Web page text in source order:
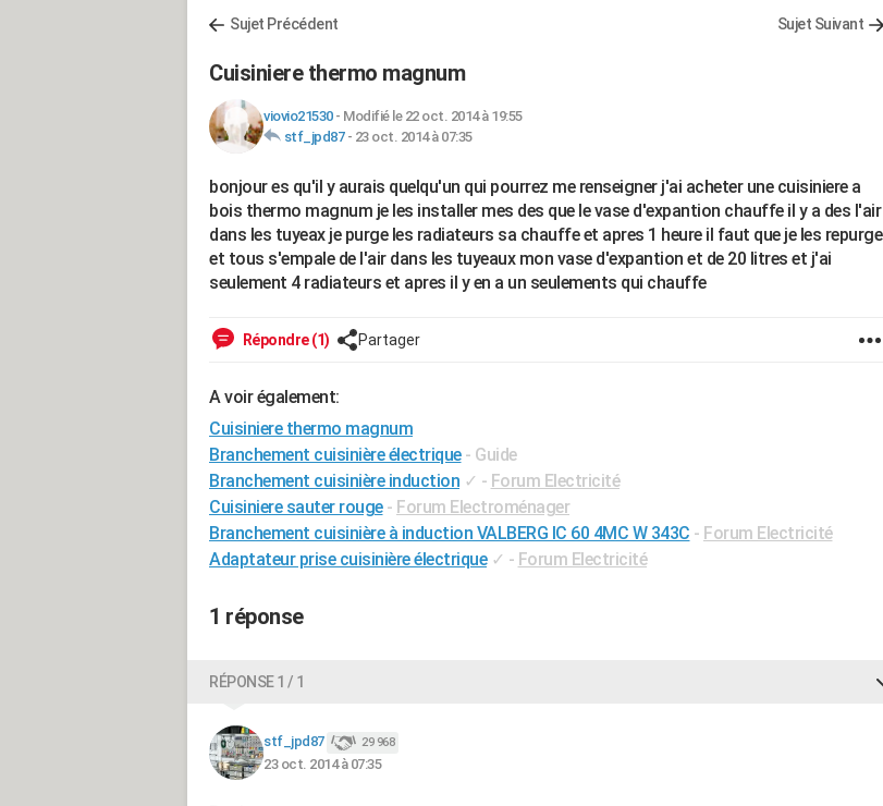
Sujet Précédent Sujet Suivant
Cuisiniere thermo magnum
viovio21530- Modifié le 22 oct. 2014 à 19:55
stf_jpd87- 23 oct. 2014 à 07:35
bonjour es qu'il y aurais quelqu'un qui pourrez me renseigner j'ai acheter une cuisiniere a
bois thermo magnum je les installer mes des que le vase d'expantion chauffe il y a des l'air
dans les tuyeax je purge les radiateurs sa chauffe et apres 1 heure il faut que je les repurge
et tous s'empale de l'air dans les tuyeaux mon vase d'expantion et de 20 litres et j'ai
seulement 4 radiateurs et apres il y en a un seulements qui chauffe
Répondre (1) Partager
A voir également:
Cuisiniere thermo magnum
Branchement cuisinière électrique - Guide
Branchement cuisinière induction ✓ - Forum Electricité
Cuisiniere sauter rouge - Forum Electroménager
Branchement cuisinière à induction VALBERG IC 60 4MC W 343C - Forum Electricité
Adaptateur prise cuisinière électrique ✓ - Forum Electricité
1 réponse
RÉPONSE 1 / 1
stf_jpd87 29 968
23 oct. 2014 à 07:35